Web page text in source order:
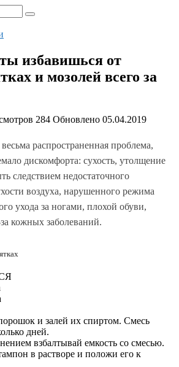
избавишься от
и мозолей всего за
284 Обновлено 05.04.2019
весьма распространенная проблема,
дискомфорта: сухость, утолщение
следствием недостаточного
воздуха, нарушенного режима
ухода за ногами, плохой обуви,
кожных заболеваний.
и залей их спиртом. Смесь
дней.
взбалтывай емкость со смесью.
в растворе и положи его к